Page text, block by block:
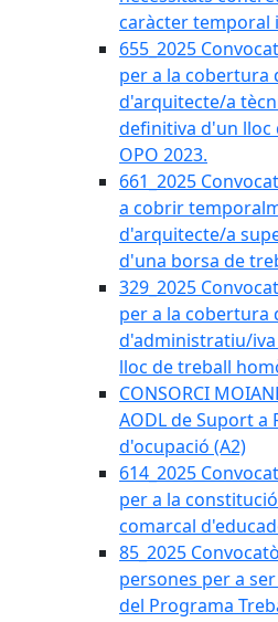
caràcter temporal
655_2025
per a la cobertura
d'arquitecte/a
definitiva d'un
OPO 2023.
661_2025
a cobrir
d'arquitecte/a
d'una borsa de
329_2025
per a la cobertura
d'administratiu/
lloc de treball
CONSORCI
AODL de Suport
d'ocupació (A2)
614_2025
per a la
comarcal
85_2025
persones per a
del Programa